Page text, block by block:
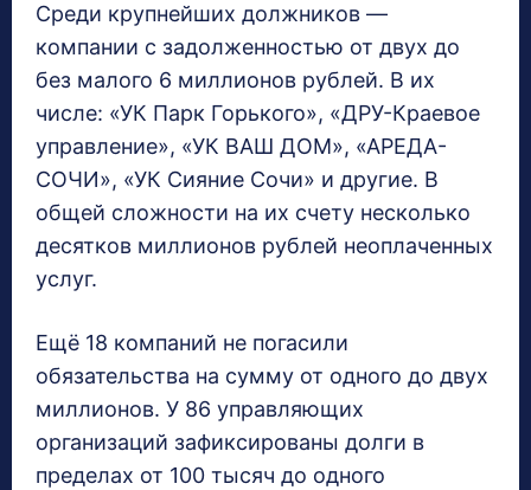
Среди крупнейших должников —
компании с задолженностью от двух до
без малого 6 миллионов рублей. В их
числе: «УК Парк Горького», «ДРУ-Краевое
управление», «УК ВАШ ДОМ», «АРЕДА-
СОЧИ», «УК Сияние Сочи» и другие. В
общей сложности на их счету несколько
десятков миллионов рублей неоплаченных
услуг.
Ещё 18 компаний не погасили
обязательства на сумму от одного до двух
миллионов. У 86 управляющих
организаций зафиксированы долги в
пределах от 100 тысяч до одного